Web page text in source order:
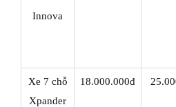
Innova
Xe 7 chỗ
Xpander
18.000.000đ